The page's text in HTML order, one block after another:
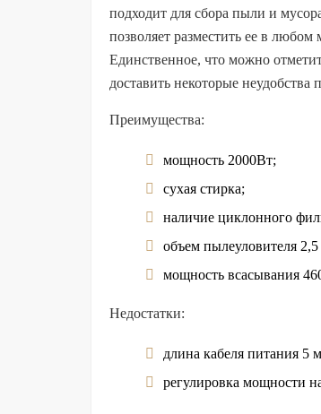
подходит для сбора пыли и
позволяет разместить ее в
Единственное, что можно
доставить некоторые
Преимущества:
мощность 2000Вт;
сухая стирка;
наличие циклонного
объем пылеуловителя 2,5
мощность всасывания
Недостатки:
длина кабеля питания 5
регулировка мощности